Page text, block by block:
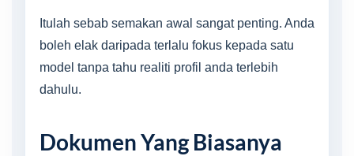
Itulah sebab semakan awal sangat penting. Anda
boleh elak daripada terlalu fokus kepada satu
model tanpa tahu realiti profil anda terlebih
dahulu.
Dokumen Yang Biasanya